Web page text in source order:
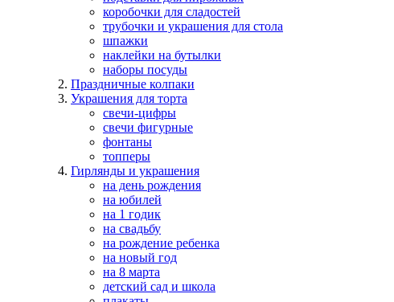
коробочки для сладостей
трубочки и украшения для стола
шпажки
наклейки на бутылки
наборы посуды
Праздничные колпаки
Украшения для торта
свечи-цифры
свечи фигурные
фонтаны
топперы
Гирлянды и украшения
на день рождения
на юбилей
на 1 годик
на свадьбу
на рождение ребенка
на новый год
на 8 марта
детский сад и школа